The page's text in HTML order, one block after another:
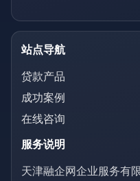
站点导航
贷款产品
成功案例
在线咨询
服务说明
天津融企网企业服务有